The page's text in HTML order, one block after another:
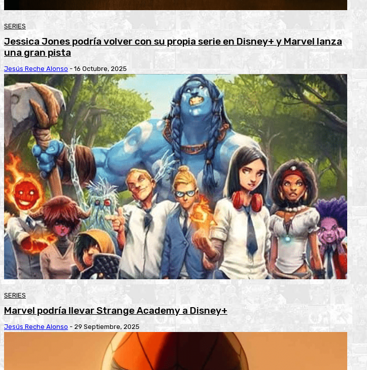
SERIES
Jessica Jones podría volver con su propia serie en Disney+ y Marvel lanza
una gran pista
Jesús Reche Alonso - 16 Octubre, 2025
SERIES
Marvel podría llevar Strange Academy a Disney+
Jesús Reche Alonso - 29 Septiembre, 2025